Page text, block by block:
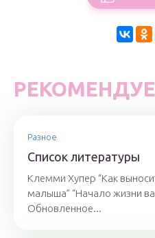
Разное
Список литературы
Клемми Хупер “Как
малыша” “Начало жизни
Обновленное...